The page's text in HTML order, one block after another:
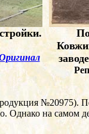
№20975).
на самом